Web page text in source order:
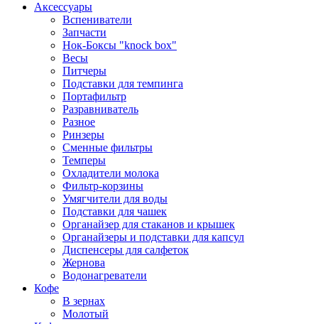
Аксессуары
Вспениватели
Запчасти
Нок-Боксы "knock box"
Весы
Питчеры
Подставки для темпинга
Портафильтр
Разравниватель
Разное
Ринзеры
Сменные фильтры
Темперы
Охладители молока
Фильтр-корзины
Умягчители для воды
Подставки для чашек
Органайзер для стаканов и крышек
Органайзеры и подставки для капсул
Диспенсеры для салфеток
Жернова
Водонагреватели
Кофе
В зернах
Молотый